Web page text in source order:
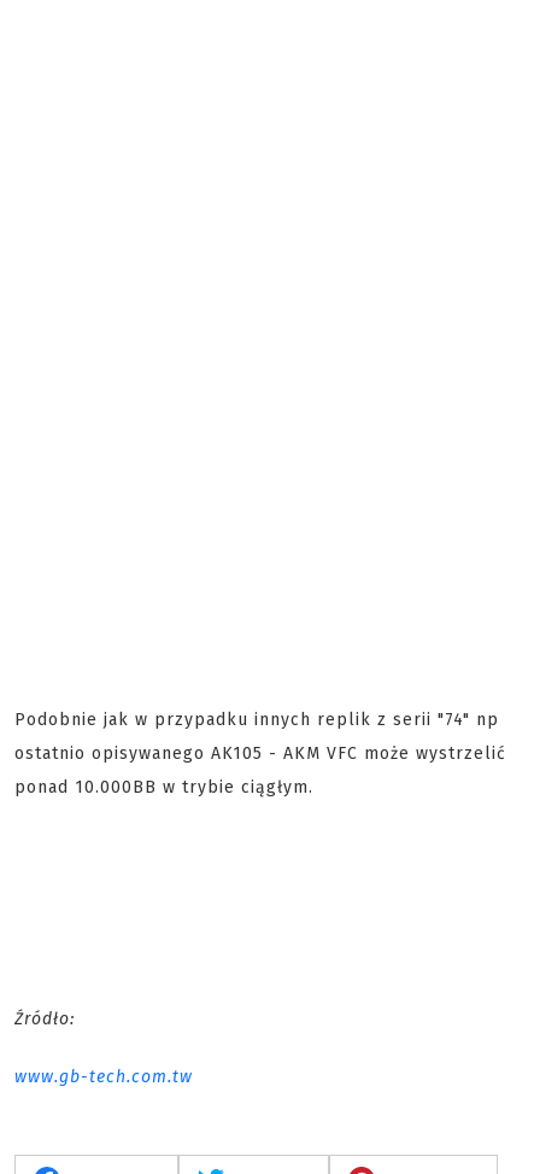
Podobnie jak w przypadku innych replik z serii "74" np
ostatnio opisywanego AK105 - AKM VFC może wystrzelić
ponad 10.000BB w trybie ciągłym.
Źródło:
www.gb-tech.com.tw